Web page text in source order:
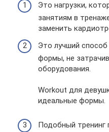
Это нагрузки,
занятиям в
заменить
Это лучший
формы, не
оборудования.
Workout для
идеальные формы.
Подобный тренинг